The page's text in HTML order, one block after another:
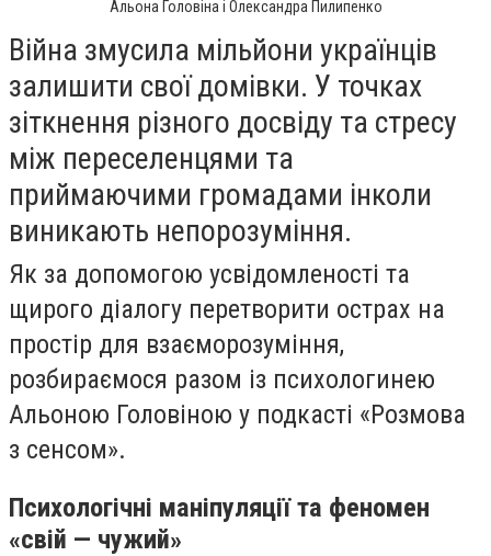
Альона Головіна і Олександра Пилипенко
Війна змусила мільйони українців
залишити свої домівки. У точках
зіткнення різного досвіду та стресу
між переселенцями та
приймаючими громадами інколи
виникають непорозуміння.
Як за допомогою усвідомленості та
щирого діалогу перетворити острах на
простір для взаєморозуміння,
розбираємося разом із психологинею
Альоною Головіною у подкасті «Розмова
з сенсом».
Психологічні маніпуляції та феномен
«свій — чужий»